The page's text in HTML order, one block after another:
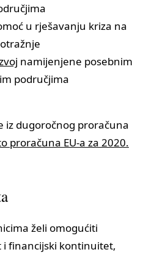
u rješavanju kriza na
namijenjene posebnim
područjima
iz dugoročnog proračuna
proračuna EU-a za 2020.
želi omogućiti
i financijski kontinuitet,